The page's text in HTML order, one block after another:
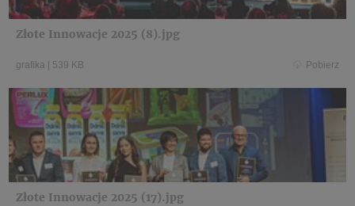
Złote Innowacje 2025 (8).jpg
grafika 539 KB Pobierz
Złote Innowacje 2025 (17).jpg